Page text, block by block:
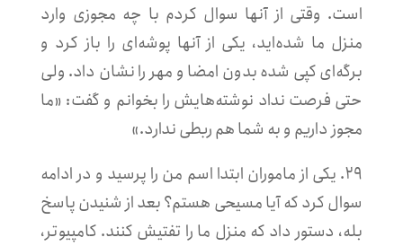
است. وقتی از آنها سوال کردم با چه مجوزی وارد
منزل ما شده‌اید، یکی از آنها پوشه‌ای را باز کرد و
برگه‌‌ای کپی شده بدون امضا و مهر را نشان داد. ولی
حتی فرصت نداد نوشته‌هایش را بخوانم و گفت: «ما
مجوز داریم و به شما هم ربطی ندارد.»
۲۹. یکی از ماموران ابتدا اسم من را پرسید و در ادامه
سوال کرد که آیا مسیحی هستم؟ بعد از شنیدن پاسخ
بله، دستور داد که منزل ما را تفتیش کنند. کامپیوتر،